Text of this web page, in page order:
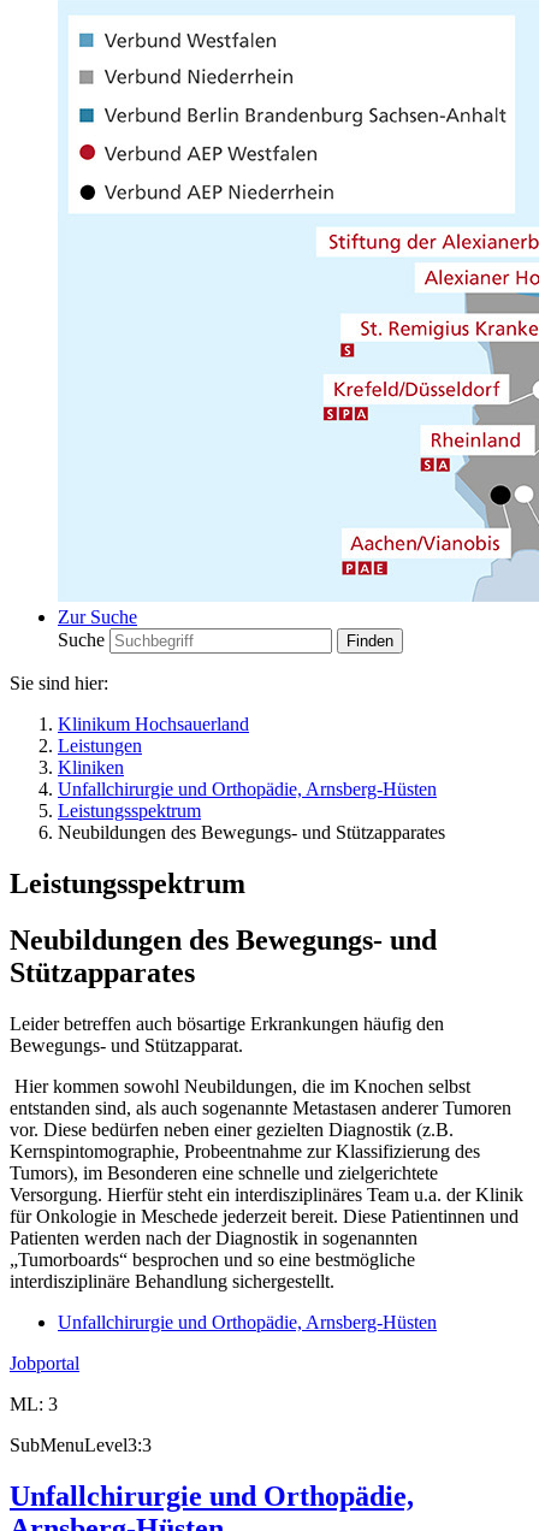
Zur Suche
Suche
Sie sind hier:
Klinikum Hochsauerland
Leistungen
Kliniken
Unfallchirurgie und Orthopädie, Arnsberg-Hüsten
Leistungsspektrum
Neubildungen des Bewegungs- und Stützapparates
Leistungsspektrum
Neubildungen des Bewegungs- und
Stützapparates
Leider betreffen auch bösartige Erkrankungen häufig den
Bewegungs- und Stützapparat.
Hier kommen sowohl Neubildungen, die im Knochen selbst
entstanden sind, als auch sogenannte Metastasen anderer Tumoren
vor. Diese bedürfen neben einer gezielten Diagnostik (z.B.
Kernspintomographie, Probeentnahme zur Klassifizierung des
Tumors), im Besonderen eine schnelle und zielgerichtete
Versorgung. Hierfür steht ein interdisziplinäres Team u.a. der Klinik
für Onkologie in Meschede jederzeit bereit. Diese Patientinnen und
Patienten werden nach der Diagnostik in sogenannten
„Tumorboards“ besprochen und so eine bestmögliche
interdisziplinäre Behandlung sichergestellt.
Unfallchirurgie und Orthopädie, Arnsberg-Hüsten
Jobportal
ML: 3
SubMenuLevel3:3
Unfallchirurgie und Orthopädie,